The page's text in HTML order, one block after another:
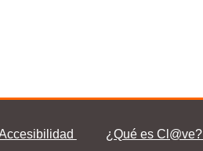
¿Qué es Cl@ve?